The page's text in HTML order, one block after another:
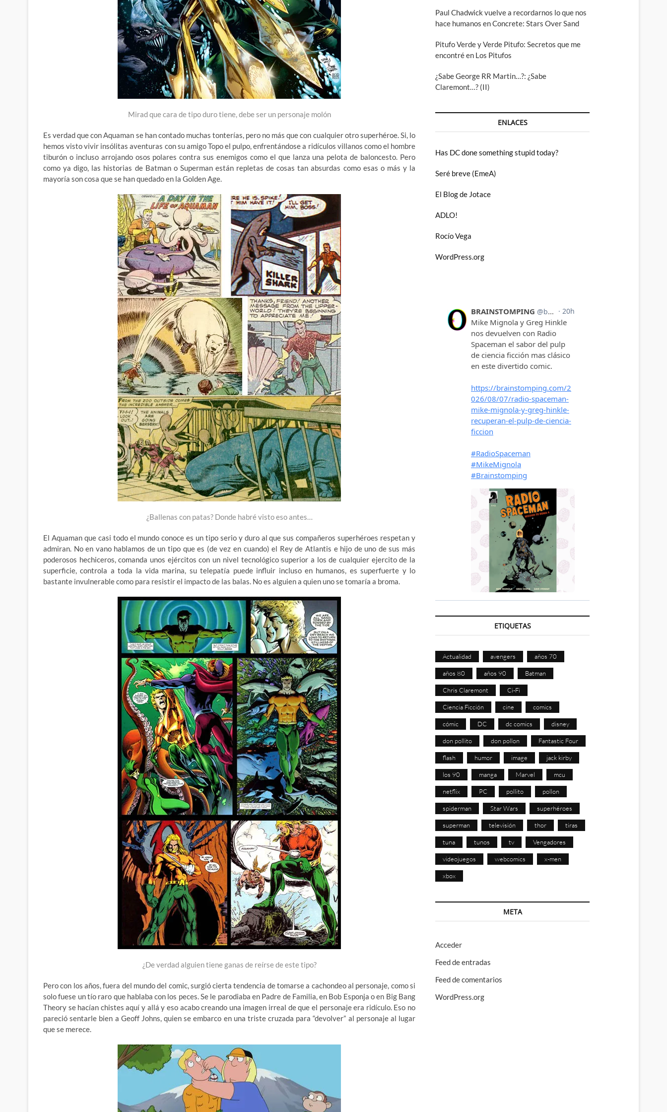
Mirad que cara de tipo duro tiene, debe ser un personaje molón
Es verdad que con Aquaman se han contado muchas tonterías, pero no más que con cualquier otro superhéroe. Si, lo
hemos visto vivir insólitas aventuras con su amigo Topo el pulpo, enfrentándose a ridículos villanos como el hombre
tiburón o incluso arrojando osos polares contra sus enemigos como el que lanza una pelota de baloncesto. Pero
como ya digo, las historias de Batman o Superman están repletas de cosas tan absurdas como esas o más y la
mayoría son cosa que se han quedado en la Golden Age.
¿Ballenas con patas? Donde habré visto eso antes…
El Aquaman que casi todo el mundo conoce es un tipo serio y duro al que sus compañeros superhéroes respetan y
admiran. No en vano hablamos de un tipo que es (de vez en cuando) el Rey de Atlantis e hijo de uno de sus más
poderosos hechiceros, comanda unos ejércitos con un nivel tecnológico superior a los de cualquier ejercito de la
superficie, controla a toda la vida marina, su telepatía puede influir incluso en humanos, es superfuerte y lo
bastante invulnerable como para resistir el impacto de las balas. No es alguien a quien uno se tomaría a broma.
¿De verdad alguien tiene ganas de reírse de este tipo?
Pero con los años, fuera del mundo del comic, surgió cierta tendencia de tomarse a cachondeo al personaje, como si
solo fuese un tío raro que hablaba con los peces. Se le parodiaba en Padre de Familia, en Bob Esponja o en Big Bang
Theory se hacían chistes aquí y allá y eso acabo creando una imagen irreal de que el personaje era ridículo. Eso no
pareció sentarle bien a Geoff Johns, quien se embarco en una triste cruzada para “devolver” al personaje al lugar
que se merece.
Paul Chadwick vuelve a recordarnos lo que nos
hace humanos en Concrete: Stars Over Sand
Pitufo Verde y Verde Pitufo: Secretos que me
encontré en Los Pitufos
¿Sabe George RR Martin…?: ¿Sabe
Claremont…? (II)
ENLACES
Has DC done something stupid today?
Seré breve (EmeA)
El Blog de Jotace
ADLO!
Rocío Vega
WordPress.org
ETIQUETAS
Actualidad avengers años 70
años 80 años 90 Batman
Chris Claremont Ci-Fi
Ciencia Ficción cine comics
cómic DC dc comics disney
don pollito don pollon Fantastic Four
flash humor image jack kirby
los 90 manga Marvel mcu
netflix PC pollito pollon
spiderman Star Wars superhéroes
superman televisión thor tiras
tuna tunos tv Vengadores
videojuegos webcomics x-men
xbox
META
Acceder
Feed de entradas
Feed de comentarios
WordPress.org